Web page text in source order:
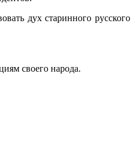
дух старинного русского
своего народа.